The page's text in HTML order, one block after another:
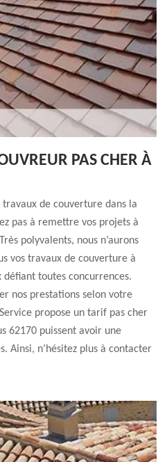
PAS CHER À
travaux de couverture dans la
pas à remettre vos projets à
polyvalents, nous n’aurons
vos travaux de couverture à
toutes concurrences.
nos prestations selon votre
propose un tarif pas cher
62170 puissent avoir une
Ainsi, n’hésitez plus à contacter